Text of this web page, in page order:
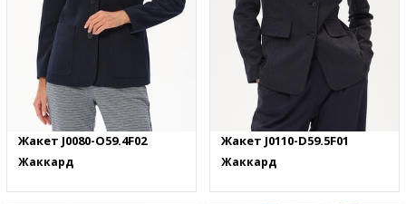
Жакет J0080-O59.4F02
Жаккард
Жакет J0110-D59.5F01
Жаккард